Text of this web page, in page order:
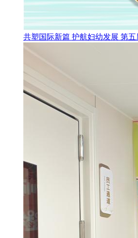
共塑国际新篇 护航妇幼发展 第